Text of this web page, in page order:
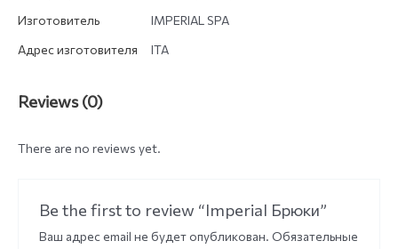
Изготовитель
IMPERIAL SPA
Адрес изготовителя
ITA
Reviews (0)
There are no reviews yet.
Be the first to review “Imperial Брюки”
Ваш адрес email не будет опубликован. Обязательные